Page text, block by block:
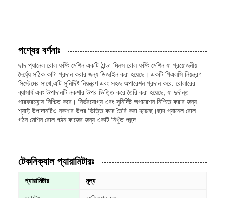
পণ্যের বর্ণনাঃ
ছাদ প্যানেল রোল ফর্মিং মেশিন একটি ঠান্ডা মিলস রোল ফর্মিং মেশিন যা প্রয়োজনীয়
দৈর্ঘ্যে সঠিক কাটা প্রদান করার জন্য ডিজাইন করা হয়েছে। একটি পিএলসি নিয়ন্ত্রণ
সিস্টেমের সাথে,এটি সুনির্দিষ্ট নিয়ন্ত্রণ এবং সহজ অপারেশন প্রদান করে. রোলারের
ব্যাসার্ধ এবং উপাদানটি নকশার উপর ভিত্তি করে তৈরি করা হয়েছে, যা দুর্দান্ত
পারফরম্যান্স নিশ্চিত করে। নির্ভরযোগ্য এবং সুনির্দিষ্ট অপারেশন নিশ্চিত করার জন্য
শ্যাফ্ট উপাদানটিও নকশার উপর ভিত্তি করে তৈরি করা হয়েছে।ছাদ প্যানেল রোল
গঠন মেশিন রোল গঠন কাজের জন্য একটি নিখুঁত পছন্দ.
টেকনিক্যাল প্যারামিটারঃ
প্যারামিটার মূল্য